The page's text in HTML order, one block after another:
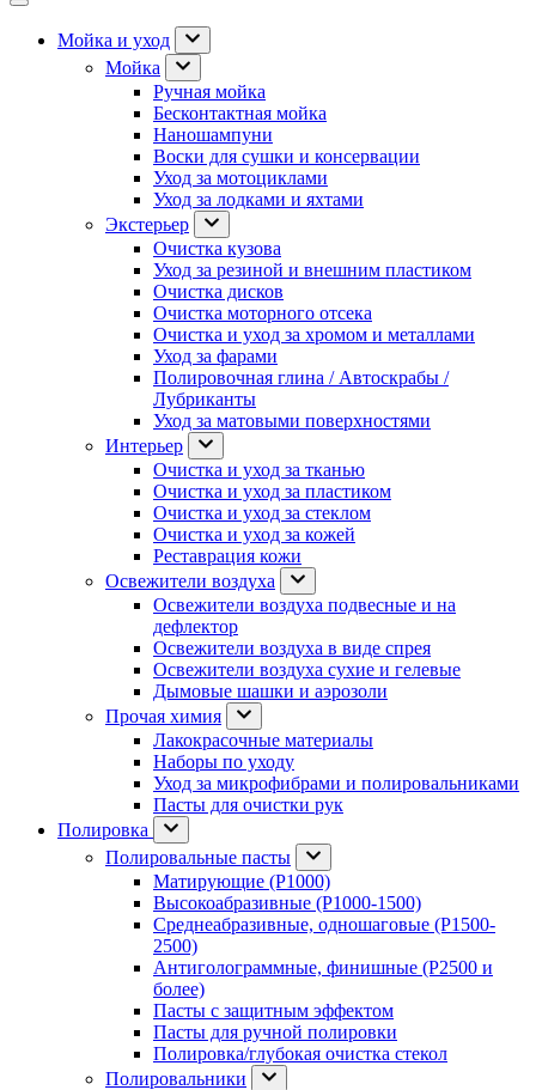
Мойка и уход
Мойка
Ручная мойка
Бесконтактная мойка
Наношампуни
Воски для сушки и консервации
Уход за мотоциклами
Уход за лодками и яхтами
Экстерьер
Очистка кузова
Уход за резиной и внешним пластиком
Очистка дисков
Очистка моторного отсека
Очистка и уход за хромом и металлами
Уход за фарами
Полировочная глина / Автоскрабы /
Лубриканты
Уход за матовыми поверхностями
Интерьер
Очистка и уход за тканью
Очистка и уход за пластиком
Очистка и уход за стеклом
Очистка и уход за кожей
Реставрация кожи
Освежители воздуха
Освежители воздуха подвесные и на
дефлектор
Освежители воздуха в виде спрея
Освежители воздуха сухие и гелевые
Дымовые шашки и аэрозоли
Прочая химия
Лакокрасочные материалы
Наборы по уходу
Уход за микрофибрами и полировальниками
Пасты для очистки рук
Полировка
Полировальные пасты
Матирующие (P1000)
Высокоабразивные (P1000-1500)
Среднеабразивные, одношаговые (P1500-
2500)
Антиголограммные, финишные (P2500 и
более)
Пасты с защитным эффектом
Пасты для ручной полировки
Полировка/глубокая очистка стекол
Полировальники